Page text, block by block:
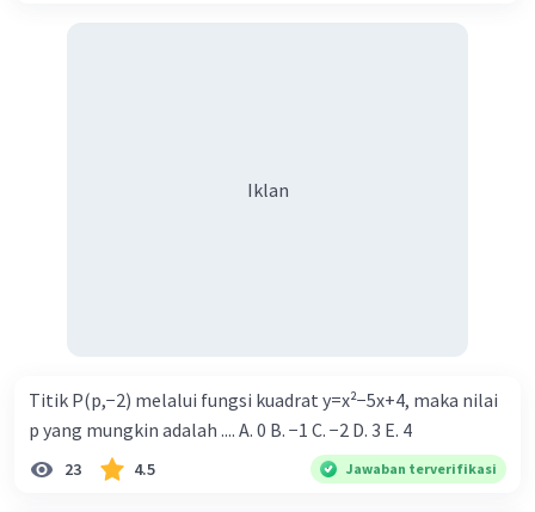
Iklan
Titik P(p,−2) melalui fungsi kuadrat y=x²−5x+4, maka nilai
p yang mungkin adalah .... A. 0 B. −1 C. −2 D. 3 E. 4
23 4.5 Jawaban terverifikasi